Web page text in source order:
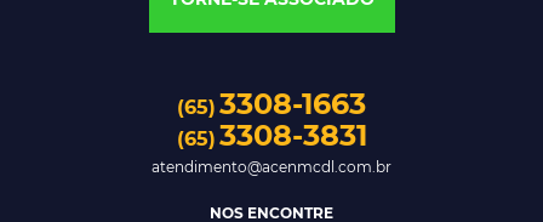
(65) 3308-1663
(65) 3308-3831
atendimento@acenmcdl.com.br
NOS ENCONTRE